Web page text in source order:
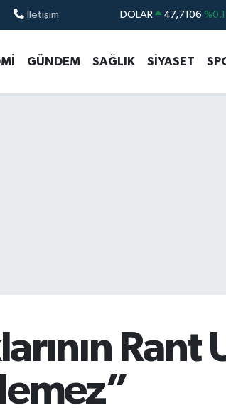
İletişim DOLAR 47,7106
STERLİN 64,4046
GRAM ALTIN 6648.99
GÜNDEM SAĞLIK SİYASET
Rant